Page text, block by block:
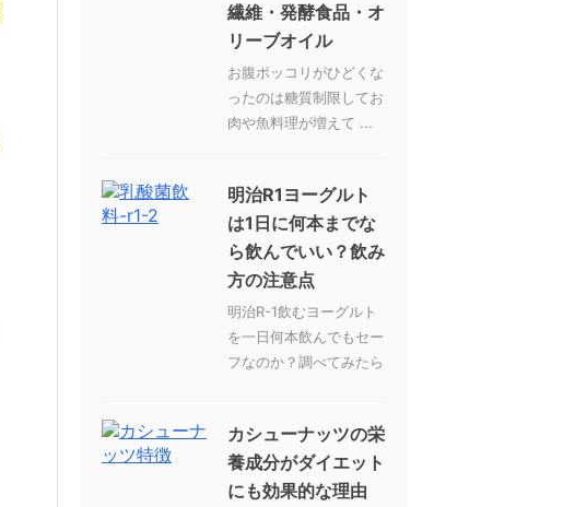
繊維・発酵食品・オ
リーブオイル
お腹ポッコリがひどくな
ったのは糖質制限してお
肉や魚料理が増えて ...
明治R1ヨーグルト
は1日に何本までな
ら飲んでいい？飲み
方の注意点
明治R-1飲むヨーグルト
を一日何本飲んでもセー
フなのか？調べてみたら
カシューナッツの栄
養成分がダイエット
にも効果的な理由